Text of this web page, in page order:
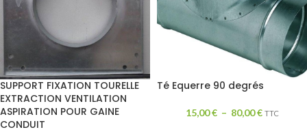
SUPPORT FIXATION TOURELLE
EXTRACTION VENTILATION
ASPIRATION POUR GAINE
CONDUIT
Té Equerre 90 degrés
15,00€ – 80,00€ TTC